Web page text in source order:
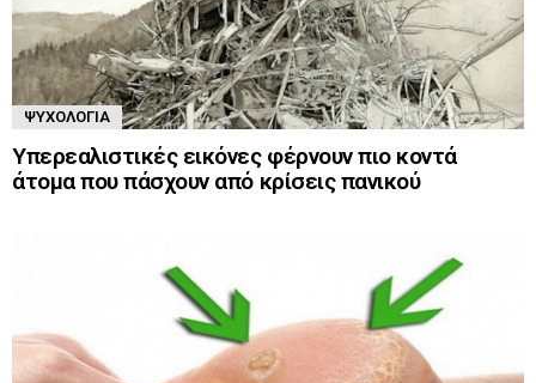
ΨΥΧΟΛΟΓΊΑ
Υπερεαλιστικές εικόνες φέρνουν πιο κοντά
άτομα που πάσχουν από κρίσεις πανικού